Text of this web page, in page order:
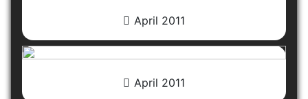
April 2011
April 2011